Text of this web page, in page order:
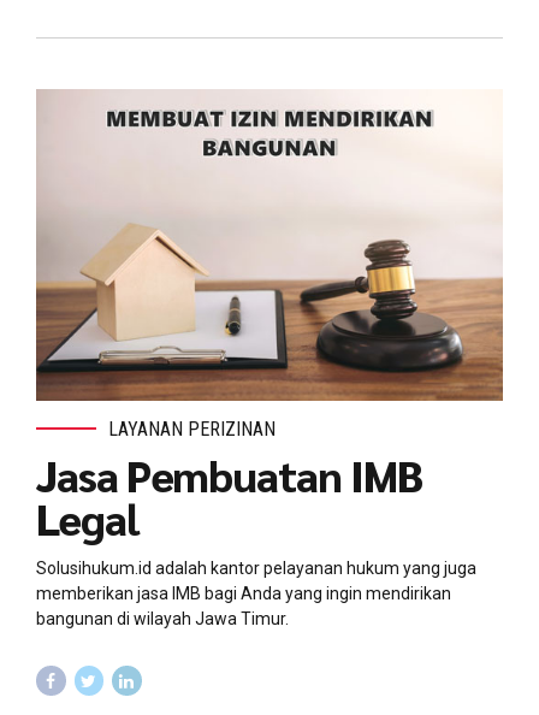
LAYANAN PERIZINAN
Jasa Pembuatan IMB
Legal
Solusihukum.id adalah kantor pelayanan hukum yang juga
memberikan jasa IMB bagi Anda yang ingin mendirikan
bangunan di wilayah Jawa Timur.